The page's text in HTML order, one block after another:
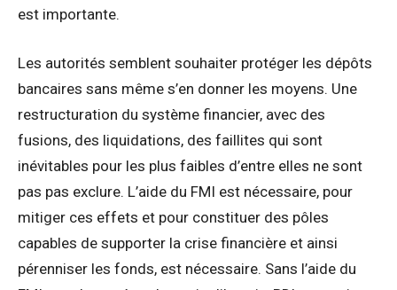
est importante.
Les autorités semblent souhaiter protéger les dépôts
bancaires sans même s’en donner les moyens. Une
restructuration du système financier, avec des
fusions, des liquidations, des faillites qui sont
inévitables pour les plus faibles d’entre elles ne sont
pas pas exclure. L’aide du FMI est nécessaire, pour
mitiger ces effets et pour constituer des pôles
capables de supporter la crise financière et ainsi
pérenniser les fonds, est nécessaire. Sans l’aide du